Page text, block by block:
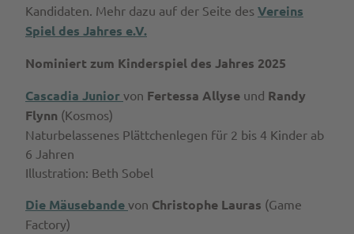
Kandidaten. Mehr dazu auf der Seite des Vereins
Spiel des Jahres e.V.
Nominiert zum Kinderspiel des Jahres 2025
Cascadia Junior von Fertessa Allyse und Randy
Flynn (Kosmos)
Naturbelassenes Plättchenlegen für 2 bis 4 Kinder ab
6 Jahren
Illustration: Beth Sobel
Die Mäusebande von Christophe Lauras (Game
Factory)